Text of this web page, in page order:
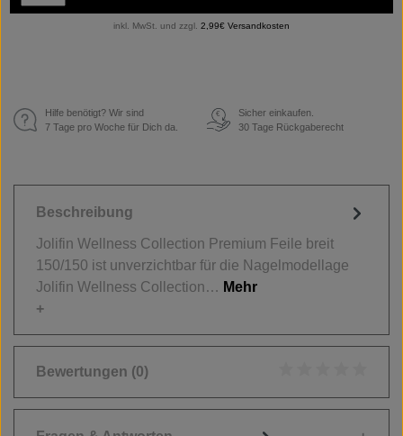
inkl. MwSt. und zzgl. 2,99€ Versandkosten
Hilfe benötigt? Wir sind
7 Tage pro Woche für Dich da.
€
Sicher einkaufen.
30 Tage Rückgaberecht
Beschreibung
Jolifin Wellness Collection Premium Feile breit
150/150 ist unverzichtbar für die Nagelmodellage
Jolifin Wellness Collection… Mehr
Bewertungen (0)